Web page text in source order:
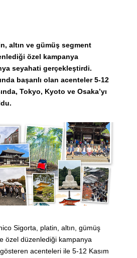
altın ve gümüş segment
özel kampanya
seyahati gerçekleştirdi.
başarılı olan acenteler 5-12
Tokyo, Kyoto ve Osaka’yı
Sigorta, platin, altın, gümüş
özel düzenlediği kampanya
acenteleri ile 5-12 Kasım